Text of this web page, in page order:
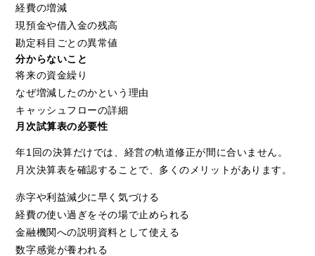
経費の増減
現預金や借入金の残高
勘定科目ごとの異常値
分からないこと
将来の資金繰り
なぜ増減したのかという理由
キャッシュフローの詳細
月次試算表の必要性
年1回の決算だけでは、経営の軌道修正が間に合いません。
月次決算表を確認することで、多くのメリットがあります。
赤字や利益減少に早く気づける
経費の使い過ぎをその場で止められる
金融機関への説明資料として使える
数字感覚が養われる